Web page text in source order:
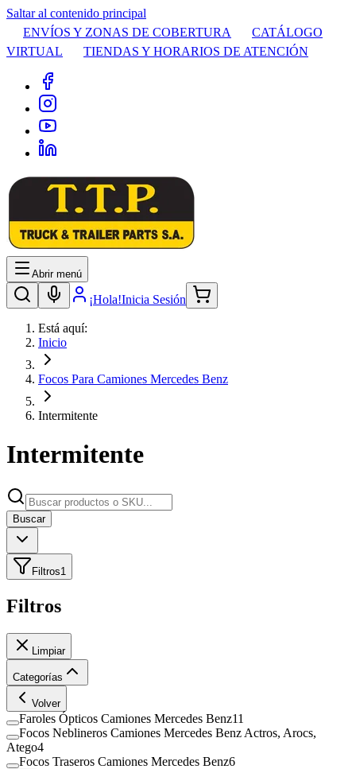
Saltar al contenido principal
ENVÍOS Y ZONAS DE COBERTURA
CATÁLOGO
VIRTUAL
TIENDAS Y HORARIOS DE ATENCIÓN
Abrir menú
¡Hola!Inicia Sesión
Está aquí:
Inicio
Focos Para Camiones Mercedes Benz
Intermitente
Intermitente
Buscar
Filtros1
Filtros
Limpiar
Categorías
Volver
Faroles Ópticos Camiones Mercedes Benz11
Focos Neblineros Camiones Mercedes Benz Actros, Arocs,
Atego4
Focos Traseros Camiones Mercedes Benz6